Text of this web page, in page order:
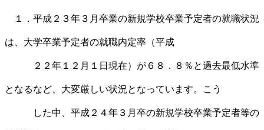
１．平成２３年３月卒業の新規学校卒業予定者の就職状況
は、大学卒業予定者の就職内定率（平成
２２年１２月１日現在）が６８．８％と過去最低水準
となるなど、大変厳しい状況となっています。こう
した中、平成２４年３月卒の新規学校卒業予定者等の